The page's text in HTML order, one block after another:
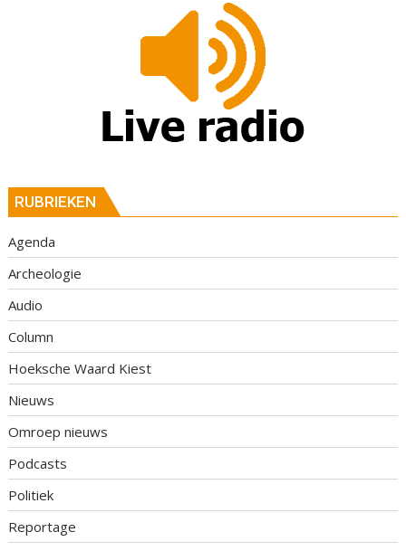
RUBRIEKEN
Agenda
Archeologie
Audio
Column
Hoeksche Waard Kiest
Nieuws
Omroep nieuws
Podcasts
Politiek
Reportage